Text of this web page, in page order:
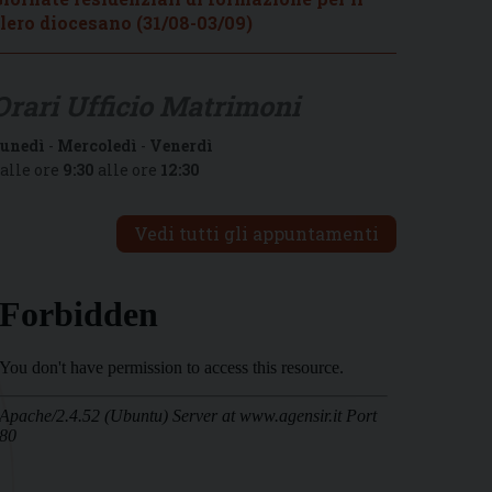
diocesano (31/08-03/09)
- Mercoledì - Venerdì
ore 9:30 alle ore 12:30
Vedi tutti gli appuntamenti